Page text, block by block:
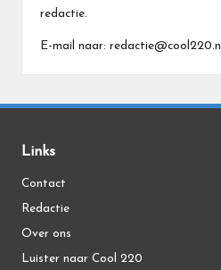
redactie.
E-mail naar: redactie@cool220.nl
Links
Contact
Redactie
Over ons
Luister naar Cool 220